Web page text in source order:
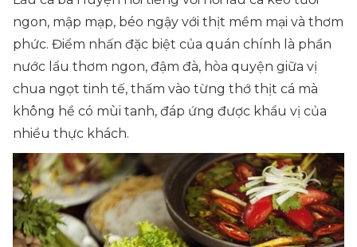
ngon, mập mạp, béo ngậy với thịt mềm mại và thơm
phức. Điểm nhấn đặc biệt của quán chính là phần
nước lẩu thơm ngon, đậm đà, hòa quyện giữa vị
chua ngọt tinh tế, thấm vào từng thớ thịt cá mà
không hề có mùi tanh, đáp ứng được khẩu vị của
nhiều thực khách.